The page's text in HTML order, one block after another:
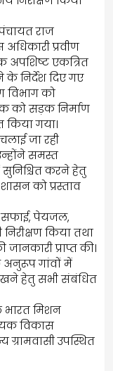
राज
प्रवीण
अपशिष्ट एकत्रित
निर्देश दिए गए
विभाग को
को सड़क निर्माण
किया गया।
जा रही
समस्त
सुनिश्चित करने हेतु
को प्रस्ताव
सफाई, पेयजल,
किया तथा
प्राप्त की।
अनुरूप गांवों में
हेतु सभी संबंधित
भारत मिशन
विकास
उपस्थित